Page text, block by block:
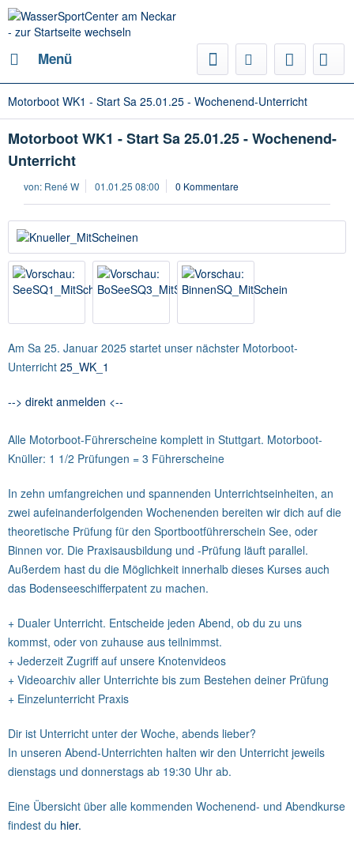
Menü
Motorboot WK1 - Start Sa 25.01.25 - Wochenend-Unterricht
Motorboot WK1 - Start Sa 25.01.25 - Wochenend-
Unterricht
von: René W 01.01.25 08:00 0 Kommentare
Am Sa 25. Januar 2025 startet unser nächster Motorboot-
Unterricht 25_WK_1
--> direkt anmelden <--
Alle Motorboot-Führerscheine komplett in Stuttgart. Motorboot-
Knüller: 1 1/2 Prüfungen = 3 Führerscheine
In zehn umfangreichen und spannenden Unterrichtseinheiten, an
zwei aufeinanderfolgenden Wochenenden bereiten wir dich auf die
theoretische Prüfung für den Sportbootführerschein See, oder
Binnen vor. Die Praxisausbildung und -Prüfung läuft parallel.
Außerdem hast du die Möglichkeit innerhalb dieses Kurses auch
das Bodenseeschifferpatent zu machen.
+ Dualer Unterricht. Entscheide jeden Abend, ob du zu uns
kommst, oder von zuhause aus teilnimmst.
+ Jederzeit Zugriff auf unsere Knotenvideos
+ Videoarchiv aller Unterrichte bis zum Bestehen deiner Prüfung
+ Einzelunterricht Praxis
Dir ist Unterricht unter der Woche, abends lieber?
In unseren Abend-Unterrichten halten wir den Unterricht jeweils
dienstags und donnerstags ab 19:30 Uhr ab.
Eine Übersicht über alle kommenden Wochenend- und Abendkurse
findest du hier.